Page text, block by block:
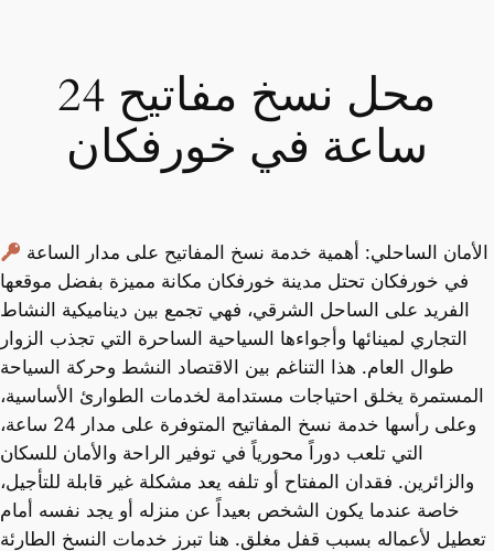
محل نسخ مفاتيح 24
ساعة في خورفكان
في خورفكان تحتل مدينة خورفكان مكانة مميزة بفضل موقعها
الفريد على الساحل الشرقي، فهي تجمع بين ديناميكية النشاط
التجاري لمينائها وأجواءها السياحية الساحرة التي تجذب الزوار
طوال العام. هذا التناغم بين الاقتصاد النشط وحركة السياحة
المستمرة يخلق احتياجات مستدامة لخدمات الطوارئ الأساسية،
وعلى رأسها خدمة نسخ المفاتيح المتوفرة على مدار 24 ساعة،
التي تلعب دوراً محورياً في توفير الراحة والأمان للسكان
والزائرين. فقدان المفتاح أو تلفه يعد مشكلة غير قابلة للتأجيل،
خاصة عندما يكون الشخص بعيداً عن منزله أو يجد نفسه أمام
تعطيل لأعماله بسبب قفل مغلق. هنا تبرز خدمات النسخ الطارئة